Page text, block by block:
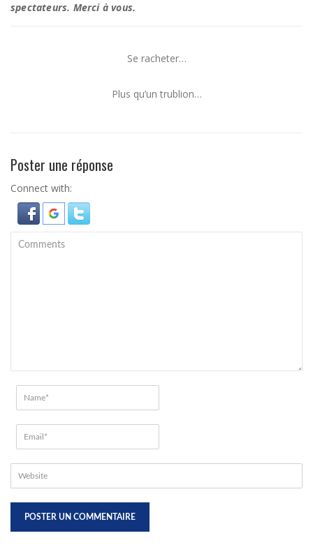
spectateurs. Merci à vous.
Se racheter…
Plus qu’un trublion…
Poster une réponse
Connect with: